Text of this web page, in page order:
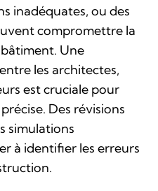
inadéquates, ou des
compromettre la
Une
les architectes,
est cruciale pour
Des révisions
simulations
à identifier les erreurs